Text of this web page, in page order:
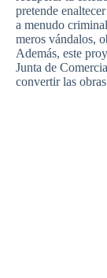
pretende
a menudo
meros vándalos,
Además, este
Junta de
convertir las